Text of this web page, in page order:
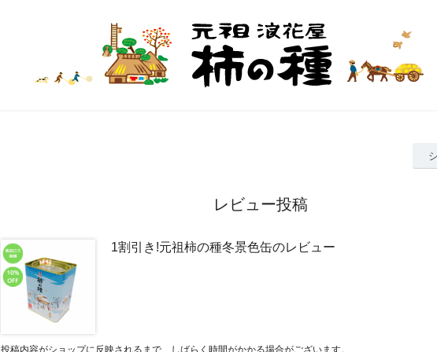
レビュー投稿
1割引き!元祖柿の種冬景色缶のレビュー
投稿内容がショップに反映されるまで、しばらく時間がかかる場合がございます。